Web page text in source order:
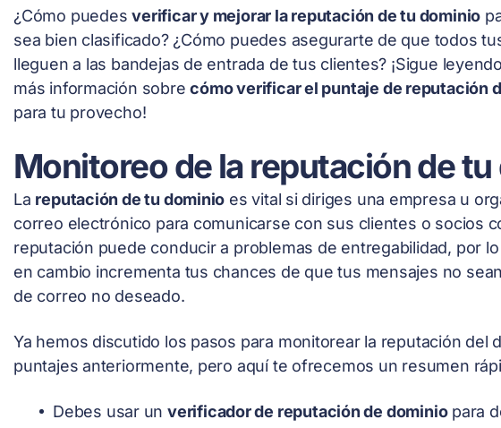
¿Cómo puedesverificar y mejorar la reputación de tu dominio
sea bien clasificado? ¿Cómo puedes asegurarte de que todos
lleguen a las bandejas de entrada de tus clientes? ¡Sigue
más información sobrecómo verificar el puntaje de reputación
para tu provecho!
Monitoreo de la reputación de
La reputación de tu dominio es vital si diriges una empresa u
correo electrónico para comunicarse con sus clientes o socios
reputación puede conducir a problemas de entregabilidad, por
en cambio incrementa tus chances de que tus mensajes no
de correo no deseado.
Ya hemos discutido los pasos para monitorear la reputación del
puntajes anteriormente, pero aquí te ofrecemos un resumen
Debes usar un verificador de reputación de dominiopara